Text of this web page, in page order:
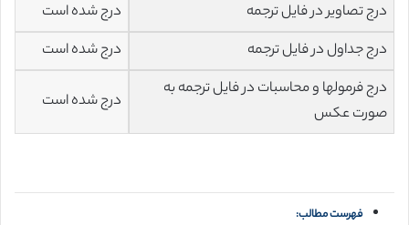
درج تصاویر در فایل ترجمه
درج شده است
درج جداول در فایل ترجمه
درج شده است
درج فرمولها و محاسبات در فایل ترجمه به
صورت عکس
درج شده است
فهرست مطالب: